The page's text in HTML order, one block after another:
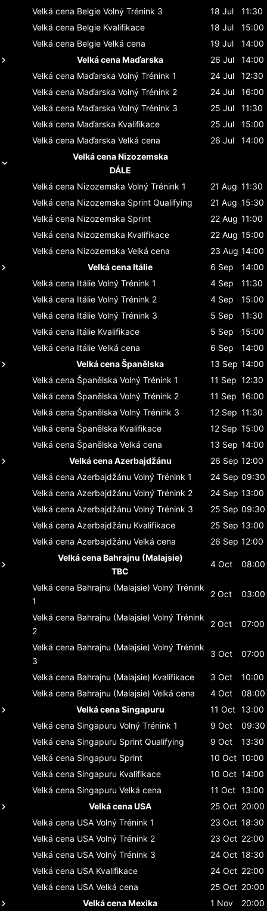
Velká cena Belgie Volný Trénink 3 18 Jul
11:30
Velká cena Belgie Kvalifikace 18 Jul
15:00
Velká cena Belgie Velká cena 19 Jul
14:00
Velká cena Maďarska
26 Jul
14:00
Velká cena Maďarska Volný Trénink 1 24 Jul
12:30
Velká cena Maďarska Volný Trénink 2 24 Jul
16:00
Velká cena Maďarska Volný Trénink 3 25 Jul
11:30
Velká cena Maďarska Kvalifikace 25 Jul
15:00
Velká cena Maďarska Velká cena 26 Jul
14:00
Velká cena Nizozemska
DÁLE
Velká cena Nizozemska Volný Trénink 1 21 Aug 11:30
Velká cena Nizozemska Sprint Qualifying 21 Aug 15:30
Velká cena Nizozemska Sprint 22 Aug 11:00
Velká cena Nizozemska Kvalifikace 22 Aug 15:00
Velká cena Nizozemska Velká cena 23 Aug 14:00
Velká cena Itálie
6 Sep
14:00
Velká cena Itálie Volný Trénink 1 4 Sep
11:30
Velká cena Itálie Volný Trénink 2 4 Sep
15:00
Velká cena Itálie Volný Trénink 3 5 Sep
11:30
Velká cena Itálie Kvalifikace 5 Sep
15:00
Velká cena Itálie Velká cena 6 Sep
14:00
Velká cena Španělska
13 Sep 14:00
Velká cena Španělska Volný Trénink 1 11 Sep 12:30
Velká cena Španělska Volný Trénink 2 11 Sep 16:00
Velká cena Španělska Volný Trénink 3 12 Sep 11:30
Velká cena Španělska Kvalifikace 12 Sep 15:00
Velká cena Španělska Velká cena 13 Sep 14:00
Velká cena Azerbajdžánu
26 Sep 12:00
Velká cena Azerbajdžánu Volný Trénink 1 24 Sep 09:30
Velká cena Azerbajdžánu Volný Trénink 2 24 Sep 13:00
Velká cena Azerbajdžánu Volný Trénink 3 25 Sep 09:30
Velká cena Azerbajdžánu Kvalifikace 25 Sep 13:00
Velká cena Azerbajdžánu Velká cena 26 Sep 12:00
Velká cena Bahrajnu (Malajsie)
TBC
4 Oct 08:00
Velká cena Bahrajnu (Malajsie) Volný Trénink
1
2 Oct 03:00
Velká cena Bahrajnu (Malajsie) Volný Trénink
2
2 Oct 07:00
Velká cena Bahrajnu (Malajsie) Volný Trénink
3
3 Oct 07:00
Velká cena Bahrajnu (Malajsie) Kvalifikace 3 Oct
10:00
Velká cena Bahrajnu (Malajsie) Velká cena 4 Oct
08:00
Velká cena Singapuru
11 Oct 13:00
Velká cena Singapuru Volný Trénink 1 9 Oct
09:30
Velká cena Singapuru Sprint Qualifying 9 Oct
13:30
Velká cena Singapuru Sprint 10 Oct 10:00
Velká cena Singapuru Kvalifikace 10 Oct 14:00
Velká cena Singapuru Velká cena 11 Oct 13:00
Velká cena USA
25 Oct 20:00
Velká cena USA Volný Trénink 1 23 Oct 18:30
Velká cena USA Volný Trénink 2 23 Oct 22:00
Velká cena USA Volný Trénink 3 24 Oct 18:30
Velká cena USA Kvalifikace 24 Oct 22:00
Velká cena USA Velká cena 25 Oct 20:00
Velká cena Mexika
1 Nov
20:00